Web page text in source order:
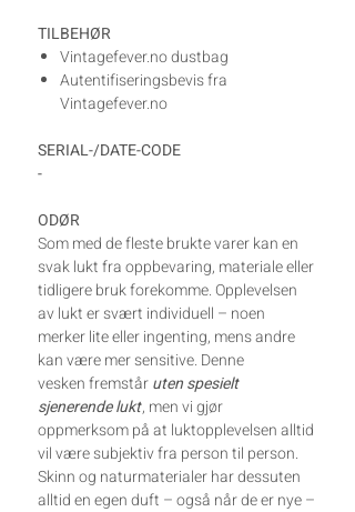
TILBEHØR
Vintagefever.no dustbag
Autentifiseringsbevis fra
Vintagefever.no
SERIAL-/DATE-CODE
-
ODØR
Som med de fleste brukte varer kan en
svak lukt fra oppbevaring, materiale eller
tidligere bruk forekomme. Opplevelsen
av lukt er svært individuell – noen
merker lite eller ingenting, mens andre
kan være mer sensitive. Denne
vesken fremståruten spesielt
sjenerende lukt, men vi gjør
oppmerksom på at luktopplevelsen alltid
vil være subjektiv fra person til person.
Skinn og naturmaterialer har dessuten
alltid en egen duft – også når de er nye –